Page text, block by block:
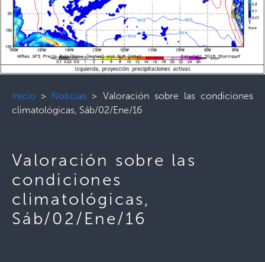
Inicio > Noticias > Valoración sobre las condiciones
climatológicas, Sáb/02/Ene/16
Valoración sobre las
condiciones
climatológicas,
Sáb/02/Ene/16